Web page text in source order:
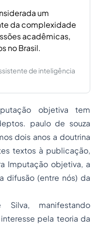
um
da complexidade
acadêmicas,
no Brasil.
de inteligência
objetiva tem
paulo de souza
dois anos a doutrina
textos à publicação,
Imputação objetiva, a
difusão (entre nós) da
manifestando
pela teoria da